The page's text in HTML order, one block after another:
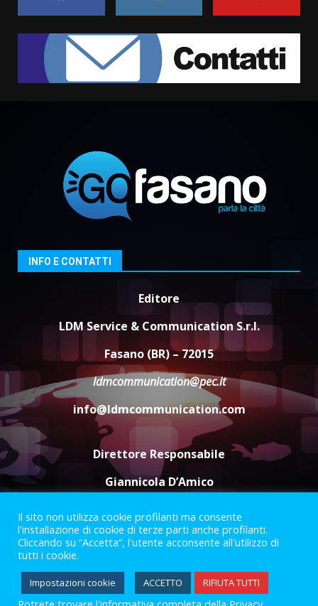
1
Rivoluzione”: nuovo
appuntamento con “Fasano in
Banda”
campionato di calcio”
7 Agosto 2026 06:00
3
Fasanese ferito a colpi di arma
6 Agosto 2026 18:13
Carta d’identità: continua il piano
di aperture straordinarie del
Comune di Fasano
6 Agosto 2026 14:16
Grazia Neglia, coordinatrice
cittadina di Fratelli d’Italia,
pronta a tornare in Consiglio
comunale
6 Agosto 2026 08:00
INFO E CONTATTI
Editore
LDM Service & Communication S.r.l.
Fasano (BR) – 72015
ldmcommunication@pec.it
info@ldmcommunication.com
Direttore Responsabile
Giannicola D’Amico
Termini e Condizioni
Privacy Policy
Informazioni Legali
Facebook
Instagram
Youtube
Il sito non utilizza cookie profilanti ma consente
l'installazione di cookie di terze parti anche profilanti.
Cliccando su “Accetta”, l'utente acconsente all'utilizzo di
tutti i cookie.
Impostazioni cookie ACCETTO RIFIUTA TUTTI